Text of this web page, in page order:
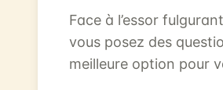
Face à l’essor
vous posez des
meilleure option pour